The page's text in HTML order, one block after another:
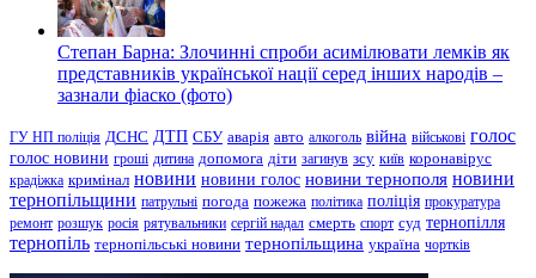
Степан Барна: Злочинні спроби асимілювати лемків як
представників української нації серед інших народів –
зазнали фіаско (фото)
ГУ НП поліція ДСНС ДТП СБУ аварія авто алкоголь війна військові голос
голос новини гроші дитина допомога діти загинув зсу київ коронавірус
крадіжка кримінал новини новини голос новини тернополя новини
тернопільщини патрульні погода пожежа політика поліція прокуратура
ремонт розшук росія рятувальники сергій надал смерть спорт суд тернопілля
тернопіль тернопільські новини тернопільщина україна чортків